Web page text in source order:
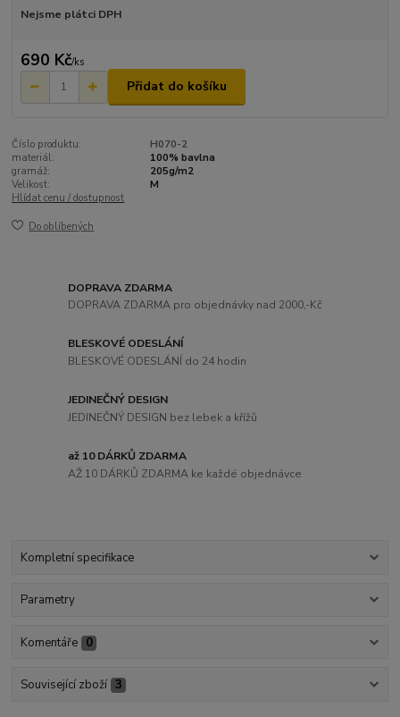
Nejsme plátci DPH
690 Kč/ks
Přidat do košíku
Číslo produktu:
H070-2
materiál:
100% bavlna
gramáž:
205g/m2
Velikost:
M
Hlídat cenu / dostupnost
Do oblíbených
DOPRAVA ZDARMA
DOPRAVA ZDARMA pro objednávky nad 2000,-Kč
BLESKOVÉ ODESLÁNÍ
BLESKOVÉ ODESLÁNÍ do 24 hodin
JEDINEČNÝ DESIGN
JEDINEČNÝ DESIGN bez lebek a křížů
až 10 DÁRKŮ ZDARMA
AŽ 10 DÁRKŮ ZDARMA ke každé objednávce
Kompletní specifikace
Parametry
Komentáře 0
Související zboží 3